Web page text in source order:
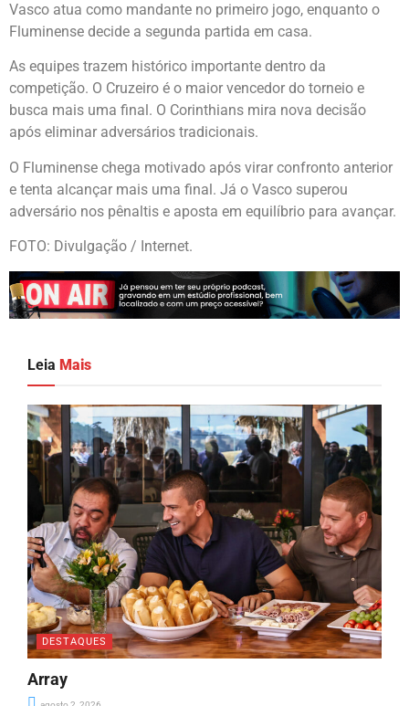
Vasco atua como mandante no primeiro jogo, enquanto o
Fluminense decide a segunda partida em casa.
As equipes trazem histórico importante dentro da
competição. O Cruzeiro é o maior vencedor do torneio e
busca mais uma final. O Corinthians mira nova decisão
após eliminar adversários tradicionais.
O Fluminense chega motivado após virar confronto anterior
e tenta alcançar mais uma final. Já o Vasco superou
adversário nos pênaltis e aposta em equilíbrio para avançar.
FOTO: Divulgação / Internet.
Leia Mais
DESTAQUES
Array